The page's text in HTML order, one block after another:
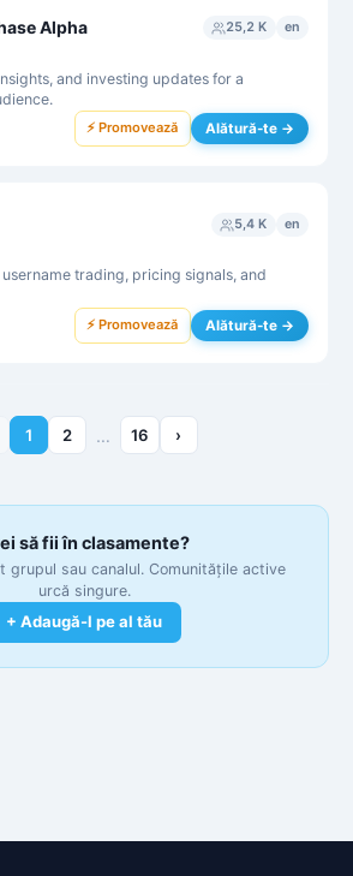
Alpha 25,2 K en
and investing updates for a
⚡ Promovează Alătură-te →
5,4 K en
trading, pricing signals, and
⚡ Promovează Alătură-te →
1 2 … 16 ›
să fii în clasamente?
grupul sau canalul. Comunitățile active
urcă singure.
+ Adaugă-l pe al tău